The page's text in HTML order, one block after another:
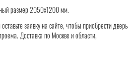
размер 2050х1200 мм.
заявку на сайте, чтобы приобрести дверь
Доставка по Москве и области,